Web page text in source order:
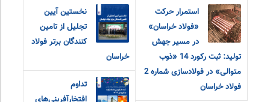
استمرار حرکت
«فولاد خراسان»
در مسیر جهش
تولید: ثبت رکورد 14 «ذوب
متوالی» در فولادسازی شماره 2
فولاد خراسان
نخستین آیین
تجلیل از تامین
کنندگان برتر فولاد
خراسان
تداوم